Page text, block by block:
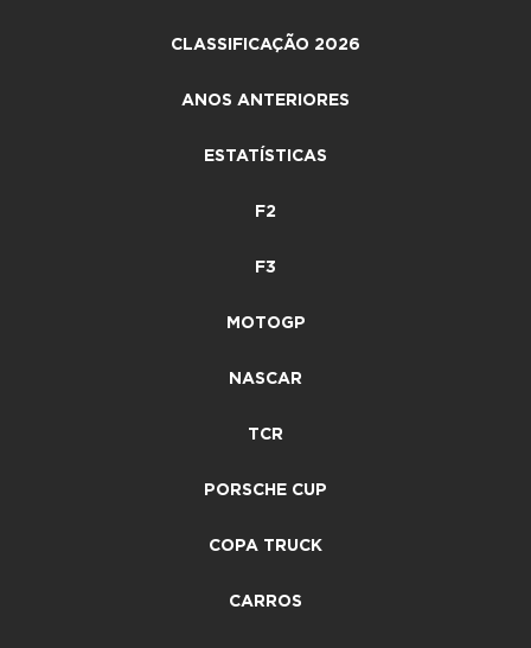
CLASSIFICAÇÃO 2026
ANOS ANTERIORES
ESTATÍSTICAS
F2
F3
MOTOGP
NASCAR
TCR
PORSCHE CUP
COPA TRUCK
CARROS